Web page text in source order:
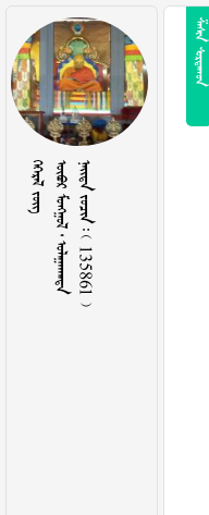
        135861 
 